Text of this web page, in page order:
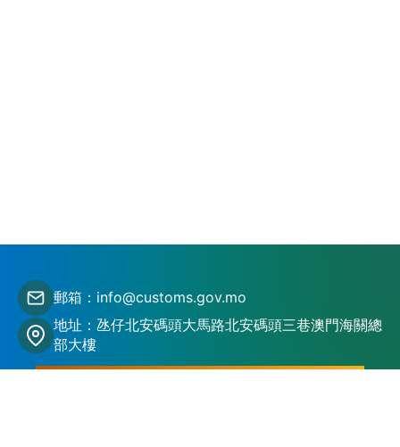
郵箱：info@customs.gov.mo
地址：氹仔北安碼頭大馬路北安碼頭三巷澳門海關總
部大樓